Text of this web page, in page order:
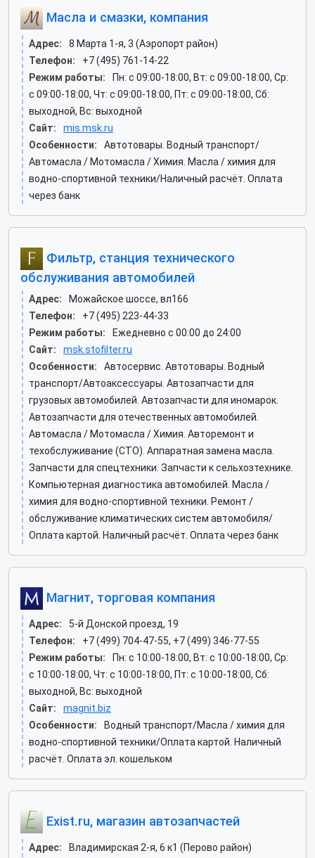
Масла и смазки, компания
Адрес:
8 Марта 1-я, 3 (Аэропорт район)
Телефон:
+7 (495) 761-14-22
Режим работы:
Пн: c 09:00-18:00, Вт: c 09:00-18:00, Ср:
c 09:00-18:00, Чт: c 09:00-18:00, Пт: c 09:00-18:00, Сб:
выходной, Вс: выходной
Сайт:
mis.msk.ru
Особенности:
Автотовары. Водный транспорт/
Автомасла / Мотомасла / Химия. Масла / химия для
водно-спортивной техники/Наличный расчёт. Оплата
через банк
Фильтр, станция технического
обслуживания автомобилей
Адрес:
Можайское шоссе, вл166
Телефон:
+7 (495) 223-44-33
Режим работы:
Ежедневно с 00:00 до 24:00
Сайт:
msk.stofilter.ru
Особенности:
Автосервис. Автотовары. Водный
транспорт/Автоаксессуары. Автозапчасти для
грузовых автомобилей. Автозапчасти для иномарок.
Автозапчасти для отечественных автомобилей.
Автомасла / Мотомасла / Химия. Авторемонт и
техобслуживание (СТО). Аппаратная замена масла.
Запчасти для спецтехники. Запчасти к сельхозтехнике.
Компьютерная диагностика автомобилей. Масла /
химия для водно-спортивной техники. Ремонт /
обслуживание климатических систем автомобиля/
Оплата картой. Наличный расчёт. Оплата через банк
Магнит, торговая компания
Адрес:
5-й Донской проезд, 19
Телефон:
+7 (499) 704-47-55, +7 (499) 346-77-55
Режим работы:
Пн: c 10:00-18:00, Вт: c 10:00-18:00, Ср:
c 10:00-18:00, Чт: c 10:00-18:00, Пт: c 10:00-18:00, Сб:
выходной, Вс: выходной
Сайт:
magnit.biz
Особенности:
Водный транспорт/Масла / химия для
водно-спортивной техники/Оплата картой. Наличный
расчёт. Оплата эл. кошельком
Exist.ru, магазин автозапчастей
Адрес:
Владимирская 2-я, 6 к1 (Перово район)